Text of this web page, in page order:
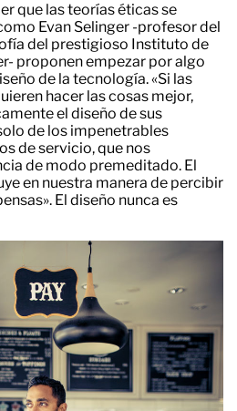
que las teorías éticas se
Evan Selinger -profesor del
del prestigioso Instituto de
proponen empezar por algo
de la tecnología. «Si las
hacer las cosas mejor,
el diseño de sus
de los impenetrables
de servicio, que nos
de modo premeditado. El
en nuestra manera de percibir
El diseño nunca es